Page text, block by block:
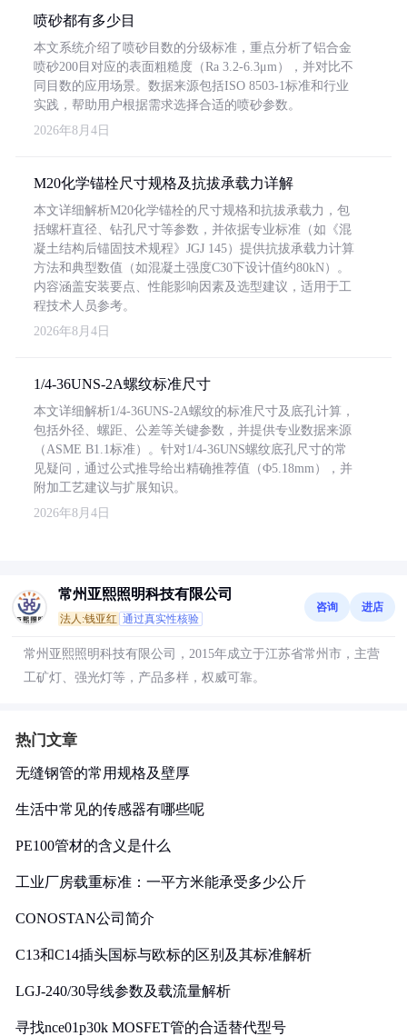
喷砂都有多少目
本文系统介绍了喷砂目数的分级标准，重点分析了铝合金
喷砂200目对应的表面粗糙度（Ra 3.2-6.3μm），并对比不
同目数的应用场景。数据来源包括ISO 8503-1标准和行业
实践，帮助用户根据需求选择合适的喷砂参数。
2026年8月4日
M20化学锚栓尺寸规格及抗拔承载力详解
本文详细解析M20化学锚栓的尺寸规格和抗拔承载力，包
括螺杆直径、钻孔尺寸等参数，并依据专业标准（如《混
凝土结构后锚固技术规程》JGJ 145）提供抗拔承载力计算
方法和典型数值（如混凝土强度C30下设计值约80kN）。
内容涵盖安装要点、性能影响因素及选型建议，适用于工
程技术人员参考。
2026年8月4日
1/4-36UNS-2A螺纹标准尺寸
本文详细解析1/4-36UNS-2A螺纹的标准尺寸及底孔计算，
包括外径、螺距、公差等关键参数，并提供专业数据来源
（ASME B1.1标准）。针对1/4-36UNS螺纹底孔尺寸的常
见疑问，通过公式推导给出精确推荐值（Φ5.18mm），并
附加工艺建议与扩展知识。
2026年8月4日
常州亚熙照明科技有限公司
法人:钱亚红 通过真实性核验
咨询 进店
常州亚熙照明科技有限公司，2015年成立于江苏省常州市，主营
工矿灯、强光灯等，产品多样，权威可靠。
热门文章
无缝钢管的常用规格及壁厚
生活中常见的传感器有哪些呢
PE100管材的含义是什么
工业厂房载重标准：一平方米能承受多少公斤
CONOSTAN公司简介
C13和C14插头国标与欧标的区别及其标准解析
LGJ-240/30导线参数及载流量解析
寻找nce01p30k MOSFET管的合适替代型号